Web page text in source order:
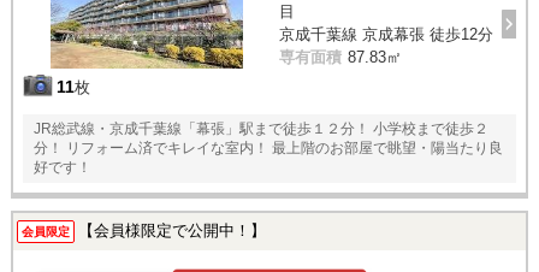
11枚
目
京成千葉線 京成幕張 徒歩12分
専有面積 87.83㎡
JR総武線・京成千葉線「幕張」駅まで徒歩１２分！ 小学校まで徒歩２
分！ リフォーム済でキレイな室内！ 最上階のお部屋で眺望・陽当たり良
好です！
会員限定 【会員様限定で公開中！】